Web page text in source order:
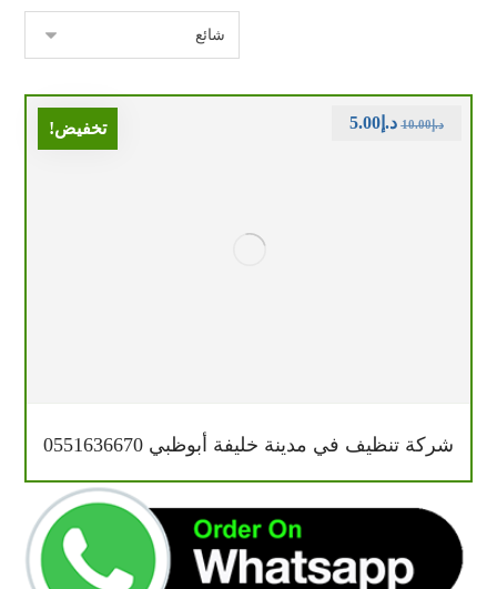
تخفيض!
شركة تنظيف في مدينة خليفة أبوظبي 0551636670
د.إ10.00 د.إ5.00